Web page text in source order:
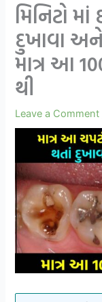
મિનિટો
દુખાવા
માત્ર આ
થી
Leave a Comment